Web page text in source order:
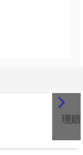
理賠